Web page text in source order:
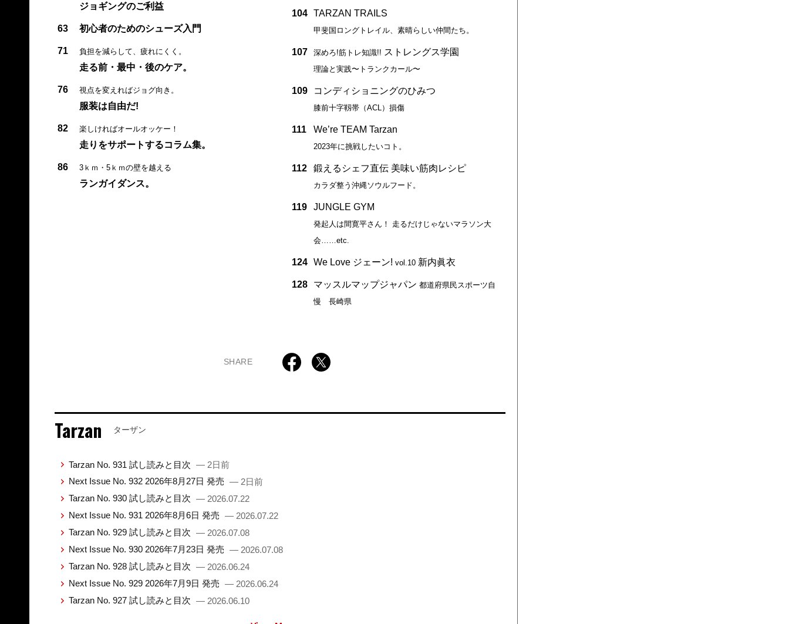
ジョギングのご利益
63 初心者のためのシューズ入門
71 負担を減らして、疲れにくく。
走る前・最中・後のケア。
76 視点を変えればジョグ向き。
服装は自由だ!
82 楽しければオールオッケー！
走りをサポートするコラム集。
86 3ｋｍ・5ｋｍの壁を越える
ランガイダンス。
104 TARZAN TRAILS
甲斐国ロングトレイル、素晴らしい仲間たち。
107 深めろ!筋トレ知識!! ストレングス学園
理論と実践〜トランクカール〜
109 コンディショニングのひみつ
膝前十字靱帯（ACL）損傷
111 We’re TEAM Tarzan
2023年に挑戦したいコト。
112 鍛えるシェフ直伝 美味い筋肉レシピ
カラダ整う沖縄ソウルフード。
119 JUNGLE GYM
発起人は間寛平さん！ 走るだけじゃないマラソン大
会……etc.
124 We Love ジェーン! vol.10新内眞衣
128 マッスルマップジャパン 都道府県民スポーツ自
慢 長崎県
SHARE
Tarzan ターザン
Tarzan No. 931 試し読みと目次 — 2日前
Next Issue No. 932 2026年8月27日 発売 — 2日前
Tarzan No. 930 試し読みと目次 — 2026.07.22
Next Issue No. 931 2026年8月6日 発売 — 2026.07.22
Tarzan No. 929 試し読みと目次 — 2026.07.08
Next Issue No. 930 2026年7月23日 発売 — 2026.07.08
Tarzan No. 928 試し読みと目次 — 2026.06.24
Next Issue No. 929 2026年7月9日 発売 — 2026.06.24
Tarzan No. 927 試し読みと目次 — 2026.06.10